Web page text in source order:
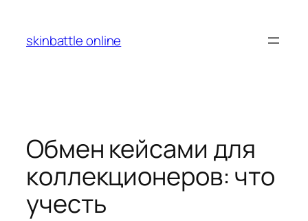
содержимому
skinbattle online
Обмен кейсами для
коллекционеров: что
учесть